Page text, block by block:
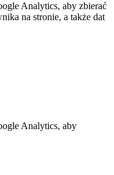
Analytics, aby zbierać
na stronie, a także dat
Analytics, aby